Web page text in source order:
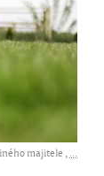
majitele ,...